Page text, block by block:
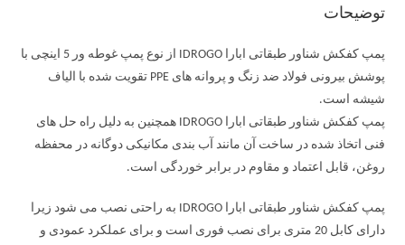
توضیحات
پمپ کفکش شناور طبقاتی ابارا IDROGO از نوع پمپ غوطه ور 5 اینچی با
پوشش بیرونی فولاد ضد زنگ و پروانه های PPE تقویت شده با الیاف
شیشه است.
پمپ کفکش شناور طبقاتی ابارا IDROGO همچنین به دلیل راه حل های
فنی اتخاذ شده در ساخت آن مانند آب بندی مکانیکی دوگانه در محفظه
روغن، قابل اعتماد و مقاوم در برابر خوردگی است.
پمپ کفکش شناور طبقاتی ابارا IDROGO به راحتی نصب می شود زیرا
دارای کابل 20 متری برای نصب فوری است و برای عملکرد عمودی و